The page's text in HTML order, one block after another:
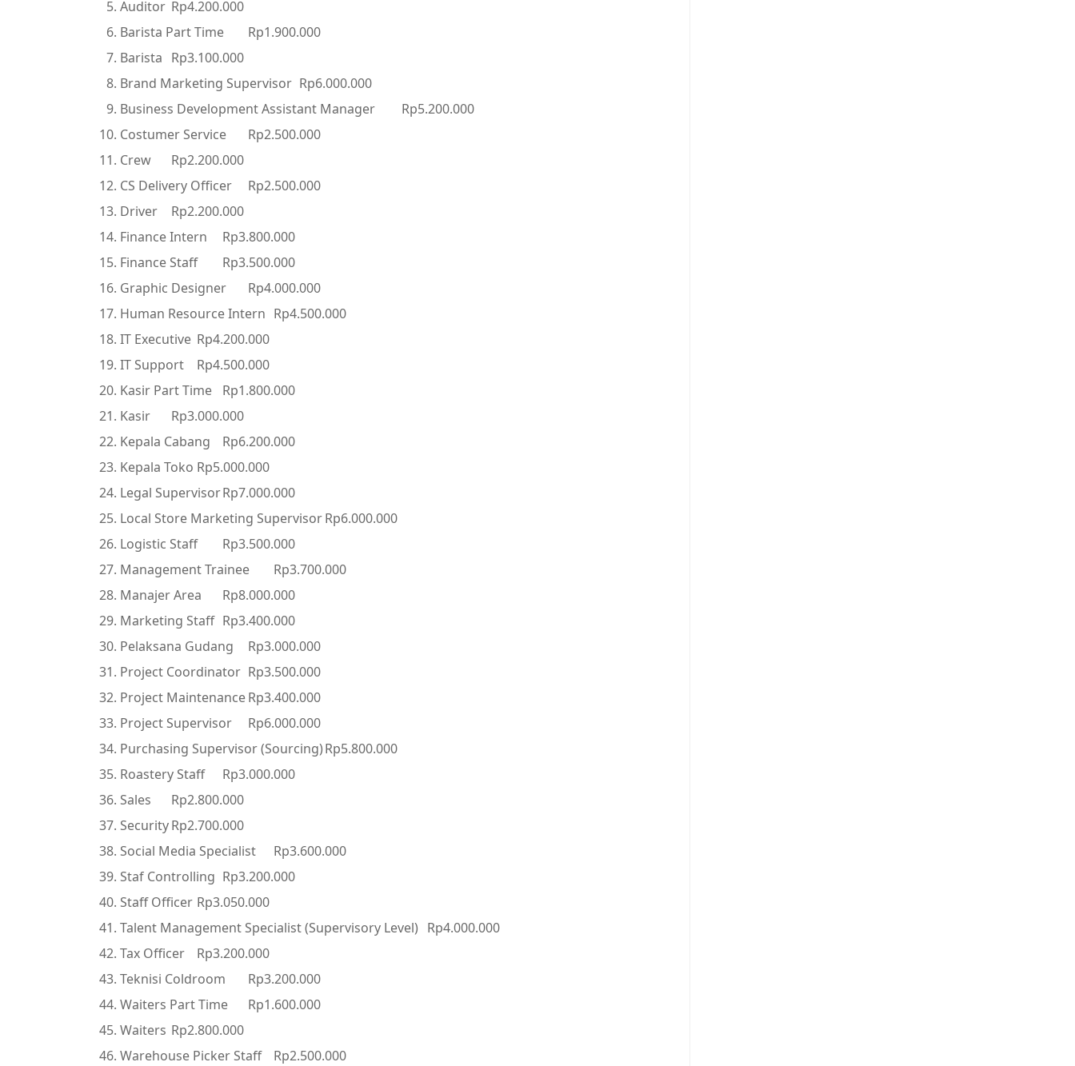
Auditor Rp4.200.000
Barista Part Time
Rp1.900.000
Barista Rp3.100.000
Brand Marketing Supervisor Rp6.000.000
Business Development Assistant Manager
Rp5.200.000
Costumer Service
Rp2.500.000
Crew
Rp2.200.000
CS Delivery Officer
Rp2.500.000
Driver
Rp2.200.000
Finance Intern
Rp3.800.000
Finance Staff
Rp3.500.000
Graphic Designer
Rp4.000.000
Human Resource Intern Rp4.500.000
IT Executive Rp4.200.000
IT Support
Rp4.500.000
Kasir Part Time
Rp1.800.000
Kasir
Rp3.000.000
Kepala Cabang
Rp6.200.000
Kepala Toko Rp5.000.000
Legal SupervisorRp7.000.000
Local Store Marketing SupervisorRp6.000.000
Logistic Staff
Rp3.500.000
Management Trainee
Rp3.700.000
Manajer Area
Rp8.000.000
Marketing Staff Rp3.400.000
Pelaksana Gudang
Rp3.000.000
Project Coordinator Rp3.500.000
Project MaintenanceRp3.400.000
Project Supervisor
Rp6.000.000
Purchasing Supervisor (Sourcing)Rp5.800.000
Roastery Staff
Rp3.000.000
Sales
Rp2.800.000
SecurityRp2.700.000
Social Media Specialist
Rp3.600.000
Staf Controlling Rp3.200.000
Staff Officer Rp3.050.000
Talent Management Specialist (Supervisory Level) Rp4.000.000
Tax Officer
Rp3.200.000
Teknisi Coldroom
Rp3.200.000
Waiters Part Time
Rp1.600.000
Waiters Rp2.800.000
Warehouse Picker Staff
Rp2.500.000